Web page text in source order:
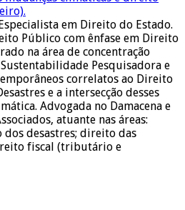
em Direito do Estado.
Público com ênfase em Direito
na área de concentração
Pesquisadora e
correlatos ao Direito
e a intersecção desses
Advogada no Damacena e
atuante nas áreas:
desastres; direito das
fiscal (tributário e